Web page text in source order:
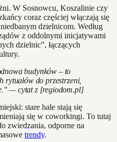
W Sosnowcu, Koszalinie czy
coraz częściej włączają się
dzielnicom. Według
z oddolnymi inicjatywami
dzielnic”, łączących
budynków – to
do przestrzeni,
— cytat z [regiodom.pl]
stare hale stają się
się w coworkingi. To tutaj
zwiedzania, odporne na
trendy.